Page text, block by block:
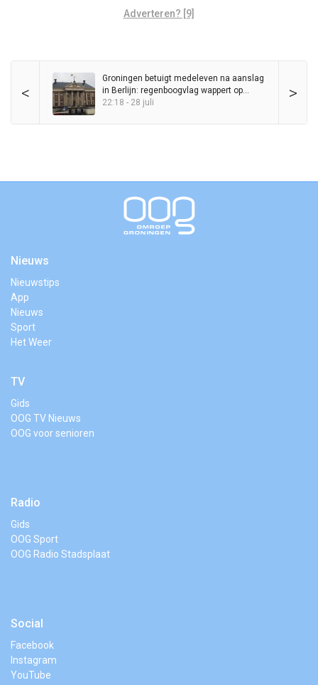
Adverteren? [9]
< >
Groningen betuigt medeleven na aanslag
in Berlijn: regenboogvlag wappert op
Stadhuis
22:18 - 28 juli
Nieuws
Nieuwstips
App
Nieuws
Sport
Het Weer
TV
Gids
OOG TV Nieuws
OOG voor senioren
Radio
Gids
OOG Sport
OOG Radio Stadsplaat
Social
Facebook
Instagram
YouTube